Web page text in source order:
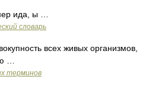
ида, ы …
словарь
всех живых организмов,
…
терминов